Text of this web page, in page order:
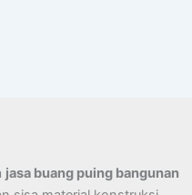
jasa buang puing bangunan